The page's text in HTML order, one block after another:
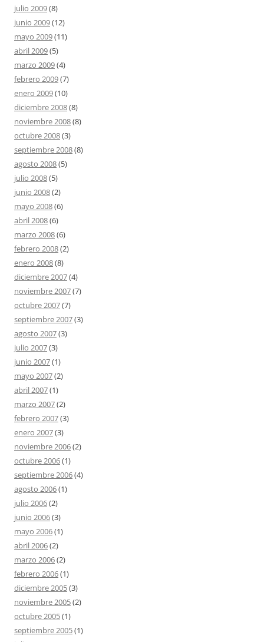
julio 2009(8)
junio 2009(12)
mayo 2009(11)
abril 2009(5)
marzo 2009(4)
febrero 2009(7)
enero 2009(10)
diciembre 2008(8)
noviembre 2008(8)
octubre 2008(3)
septiembre 2008(8)
agosto 2008(5)
julio 2008(5)
junio 2008(2)
mayo 2008(6)
abril 2008(6)
marzo 2008(6)
febrero 2008(2)
enero 2008(8)
diciembre 2007(4)
noviembre 2007(7)
octubre 2007(7)
septiembre 2007(3)
agosto 2007(3)
julio 2007(3)
junio 2007(1)
mayo 2007(2)
abril 2007(1)
marzo 2007(2)
febrero 2007(3)
enero 2007(3)
noviembre 2006(2)
octubre 2006(1)
septiembre 2006(4)
agosto 2006(1)
julio 2006(2)
junio 2006(3)
mayo 2006(1)
abril 2006(2)
marzo 2006(2)
febrero 2006(1)
diciembre 2005(3)
noviembre 2005(2)
octubre 2005(1)
septiembre 2005(1)